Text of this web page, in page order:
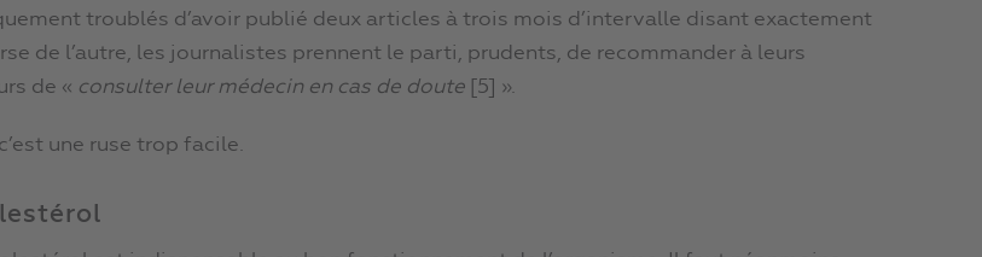
troublés d’avoir publié deux articles à trois mois d’intervalle disant exactement
de l’autre, les journalistes prennent le parti, prudents, de recommander à leurs
de « consulter leur médecin en cas de doute [5] ».
une ruse trop facile.